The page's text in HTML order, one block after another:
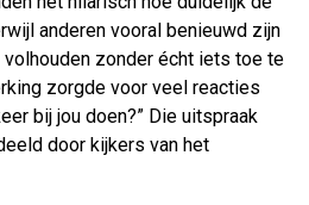
anderen vooral benieuwd zijn
zonder écht iets toe te
zorgde voor veel reacties
bij jou doen?” Die uitspraak
door kijkers van het